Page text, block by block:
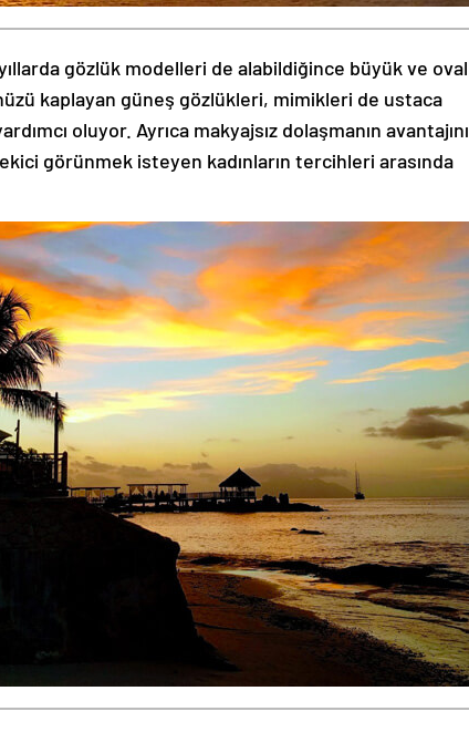
gözlük modelleri de alabildiğince büyük ve oval
kaplayan güneş gözlükleri, mimikleri de ustaca
oluyor. Ayrıca makyajsız dolaşmanın avantajını
görünmek isteyen kadınların tercihleri arasında